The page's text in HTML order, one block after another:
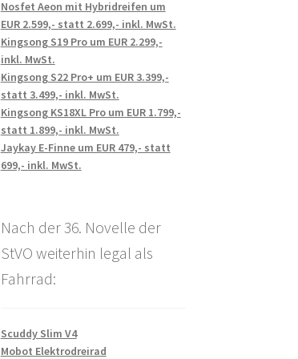
Nosfet Aeon mit Hybridreifen um
EUR 2.599,- statt 2.699,- inkl. MwSt.
Kingsong S19 Pro um EUR 2.299,-
inkl. MwSt.
Kingsong S22 Pro+ um EUR 3.399,-
statt 3.499,- inkl. MwSt.
Kingsong KS18XL Pro um EUR 1.799,-
statt 1.899,- inkl. MwSt.
Jaykay E-Finne um EUR 479,- statt
699,- inkl. MwSt.
Nach der 36. Novelle der
StVO weiterhin legal als
Fahrrad:
Scuddy Slim V4
Mobot Elektrodreirad